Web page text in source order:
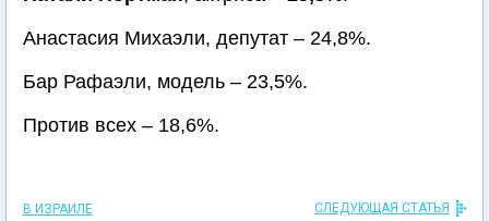
Анастасия Михаэли, депутат – 24,8%.
Бар Рафаэли, модель – 23,5%.
Против всех – 18,6%.
В ИЗРАИЛЕ СЛЕДУЮЩАЯ СТАТЬЯ